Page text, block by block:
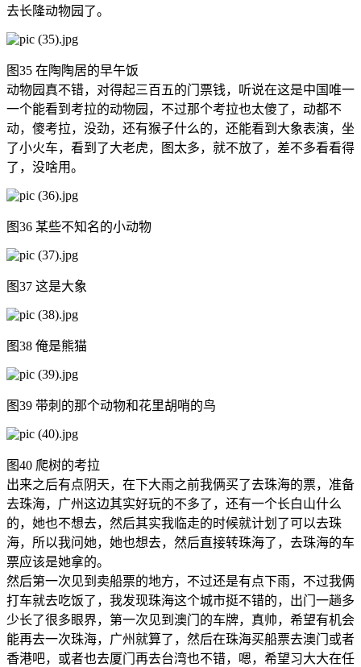
去长隆动物园了。
图35 在陶陶居的早午饭
动物园真不错，对得起三百五的门票钱，听说在这是中国唯一
一个能看到考拉的动物园，不过那个考拉也太傻了，动都不
动，傻考拉，没劲，还有猴子什么的，还能看到大象表演，坐
了小火车，看到了大老虎，图太多，就不放了，差不多看看得
了，没啥用。
图36 某些不知名的小动物
图37 这是大象
图38 俺是熊猫
图39 带刺的那个动物和花里胡哨的鸟
图40 爬树的考拉
出来之后有点阴天，在下大雨之前我俩买了去珠海的票，准备
去珠海，广州这边其实好玩的不多了，还有一个长白山什么
的，她也不想去，然后其实我临走的时候就计划了可以去珠
海，所以我问她，她也想去，然后直接转珠海了，去珠海的车
票应该是她拿的。
然后第一次见到卖船票的地方，不过还是有点下雨，不过我俩
打车就去吃饭了，我发现珠海这个城市挺不错的，出门一趟多
少长了很多眼界，第一次见到澳门的车牌，真帅，希望有机会
能再去一次珠海，广州就算了，然后在珠海买船票去澳门或者
香港吧，或者也去厦门再去台湾也不错，嗯，希望习大大在任